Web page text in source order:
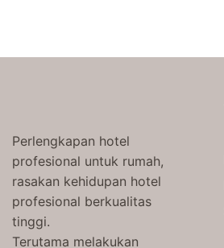
Perlengkapan hotel
profesional untuk rumah,
rasakan kehidupan hotel
profesional berkualitas
tinggi.
Terutama melakukan